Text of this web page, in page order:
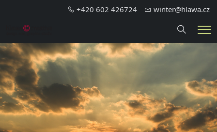
+420 602 426724 winter@hlawa.cz
Hledání